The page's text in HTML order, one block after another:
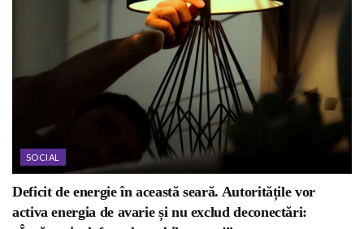
SOCIAL
Deficit de energie în această seară. Autoritățile vor
activa energia de avarie și nu exclud deconectări: